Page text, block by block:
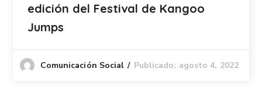
edición del Festival de Kangoo
Jumps
Comunicación Social Publicado: agosto 4, 2022